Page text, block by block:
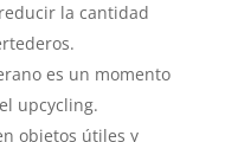
la cantidad
es un momento
upcycling.
objetos útiles y